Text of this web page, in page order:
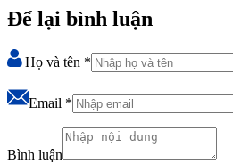
Để lại bình luận
Họ và tên *
Email *
Bình luận